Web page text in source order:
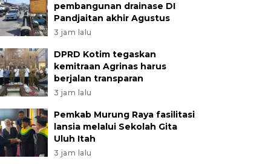
pembangunan drainase DI
Pandjaitan akhir Agustus
3 jam lalu
DPRD Kotim tegaskan
kemitraan Agrinas harus
berjalan transparan
3 jam lalu
Pemkab Murung Raya fasilitasi
lansia melalui Sekolah Gita
Uluh Itah
3 jam lalu